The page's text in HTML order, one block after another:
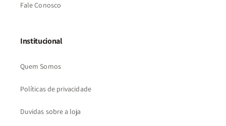
Fale Conosco
Institucional
Quem Somos
Políticas de privacidade
Duvidas sobre a loja